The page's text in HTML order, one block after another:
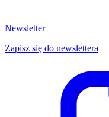
Newsletter
Zapisz się do newslettera